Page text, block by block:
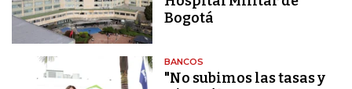
Bogotá
BANCOS
"No subimos las tasas y